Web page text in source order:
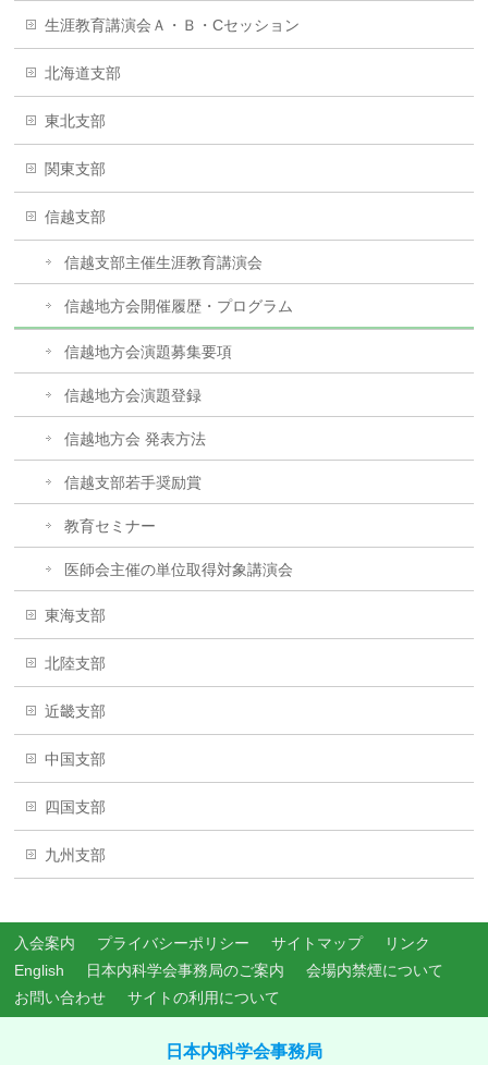
生涯教育講演会Ａ・Ｂ・Cセッション
北海道支部
東北支部
関東支部
信越支部
信越支部主催生涯教育講演会
信越地方会開催履歴・プログラム
信越地方会演題募集要項
信越地方会演題登録
信越地方会 発表方法
信越支部若手奨励賞
教育セミナー
医師会主催の単位取得対象講演会
東海支部
北陸支部
近畿支部
中国支部
四国支部
九州支部
入会案内 プライバシーポリシー サイトマップ
リンク
English
日本内科学会事務局のご案内
会場内禁煙について
お問い合わせ
サイトの利用について
日本内科学会事務局